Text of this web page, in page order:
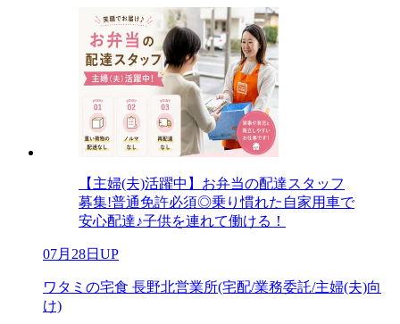
【主婦(夫)活躍中】お弁当の配達スタッフ
募集!普通免許必須◎乗り慣れた自家用車で
安心配達♪子供を連れて働ける！
07月28日UP
ワタミの宅食 長野北営業所(宅配/業務委託/主婦(夫)向
け)